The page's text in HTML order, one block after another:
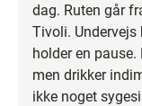
dag. Ruten går
Tivoli. Undervejs
holder en
men drikker
ikke noget